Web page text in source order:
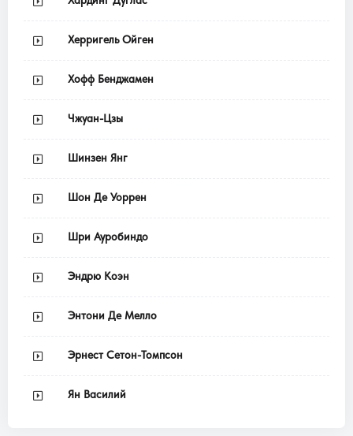
Херригель Ойген
Хофф Бенджамен
Чжуан-Цзы
Шинзен Янг
Шон Де Уоррен
Шри Ауробиндо
Эндрю Коэн
Энтони Де Мелло
Эрнест Сетон-Томпсон
Ян Василий